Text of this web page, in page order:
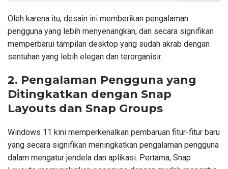
Oleh karena itu, desain ini memberikan pengalaman
pengguna yang lebih menyenangkan, dan secara signifikan
memperbarui tampilan desktop yang sudah akrab dengan
sentuhan yang lebih elegan dan terorganisir.
2. Pengalaman Pengguna yang
Ditingkatkan dengan Snap
Layouts dan Snap Groups
Windows 11 kini memperkenalkan pembaruan fitur-fitur baru
yang secara signifikan meningkatkan pengalaman pengguna
dalam mengatur jendela dan aplikasi. Pertama, Snap